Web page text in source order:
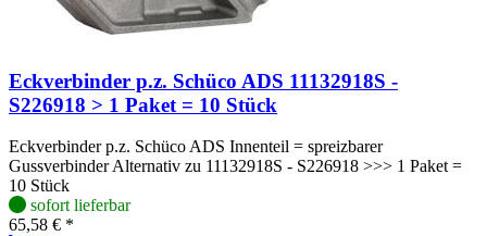
Eckverbinder p.z. Schüco ADS 11132918S -
S226918 > 1 Paket = 10 Stück
Eckverbinder p.z. Schüco ADS Innenteil = spreizbarer
Gussverbinder Alternativ zu 11132918S - S226918 >>> 1 Paket =
10 Stück
sofort lieferbar
65,58 € *